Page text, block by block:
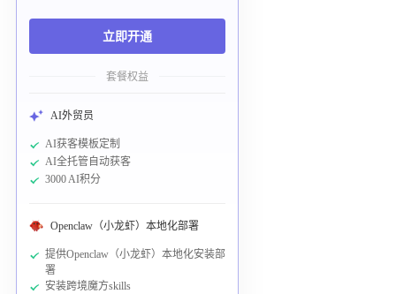
立即开通
套餐权益
AI外贸员
AI获客模板定制
AI全托管自动获客
3000 AI积分
Openclaw（小龙虾）本地化部署
提供Openclaw（小龙虾）本地化安装部
署
安装跨境魔方skills